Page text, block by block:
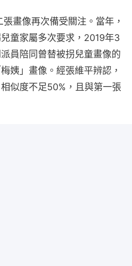
畫像再次備受關注。當年，
童家屬多次要求，2019年3
員陪同曾替被拐兒童畫像的
姨」畫像。經張維平辨認，
似度不足50%，且與第一張